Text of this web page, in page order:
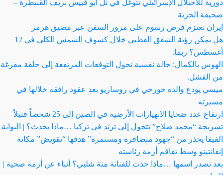
دورية للاحتلال الإسرائيلي تتوغل في تل أبو قبيس بريف القنيطرة –
صحيفة الحرية
إيران تعتزم فرض رسوم على مرور السفن عبر مضيق هرمز
هل يمكن رؤية الشفق القطبي خلال كسوف الشمس الكلي في 12
أغسطس؟ ربما.
الهوس بالكمال: حالة نفسية تحول التوقعات المرتفعة إلى حلقة مفرغة
من الفشل.
ميسي يودع والده خورخي في روساريو بعد عقود رافقه خلالها في
مسيرته
ارتفاع عدد ضحايا الانهيارات الأرضية في الصين إلى 25 شخصاً قتيلاً
تسريحة “محمد صلاح” تتحول إلى ترند في تركيا …ماذا يحدث؟ | البوابة
الفيفا يحذر من “جهود متضافرة ومستمرة” هدفها “تقويض” مكانة
إنفانتينو وسط تفاقم أزمة رئاسته
بعد تصدر اسمها …ماذا حدث للفنانة منة شلبي؟ أنباء عن أزمة صحية |